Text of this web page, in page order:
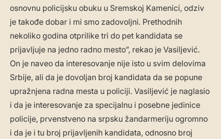
osnovnu policijsku obuku u Sremskoj Kamenici, odziv
je takođe dobar i mi smo zadovoljni. Prethodnih
nekoliko godina otprilike tri do pet kandidata se
prijavljuje na jedno radno mesto”, rekao je Vasiljević.
On je naveo da interesovanje nije isto u svim delovima
Srbije, ali da je dovoljan broj kandidata da se popune
upražnjena radna mesta u policiji. Vasiljević je naglasio
i da je interesovanje za specijalnu i posebne jedinice
policije, prvenstveno na srpsku žandarmeriju ogromno
i da je i tu broj prijavljenih kandidata, odnosno broj